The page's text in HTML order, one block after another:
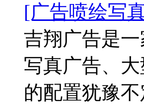
[广告喷绘写
吉翔广告是
写真广告、
的配置犹豫